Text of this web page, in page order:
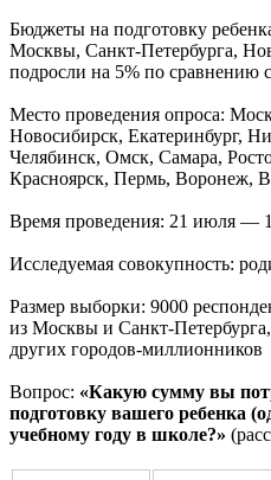
Бюджеты на подготовку
Москвы, Санкт-Петербурга,
подросли на 5% по сравнению
Место проведения опроса:
Новосибирск, Екатеринбург,
Челябинск, Омск, Самара,
Красноярск, Пермь, Воронеж,
Время проведения: 21 июля —
Исследуемая совокупность:
Размер выборки: 9000
из Москвы и Санкт-
других городов-миллионников
Вопрос: «Какую сумму вы
подготовку вашего ребенка
учебному году в школе?»